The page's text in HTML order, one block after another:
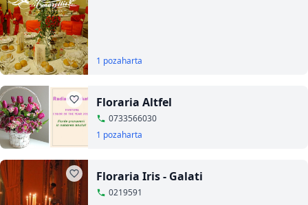
1 pozaharta
Floraria Altfel
0733566030
1 pozaharta
Floraria Iris - Galati
0219591